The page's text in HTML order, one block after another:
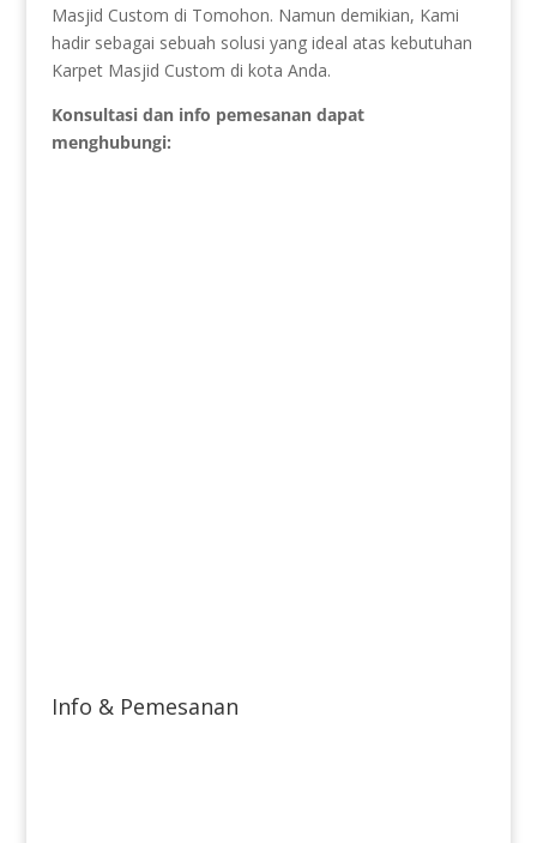
Masjid Custom di Tomohon. Namun demikian, Kami
hadir sebagai sebuah solusi yang ideal atas kebutuhan
Karpet Masjid Custom di kota Anda.
Konsultasi dan info pemesanan dapat
menghubungi:
Info & Pemesanan